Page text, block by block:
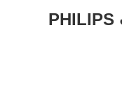
شیشه شیر نچرال ۱۲۵ میلی لیتر فیلیپس اونت PHILIPS